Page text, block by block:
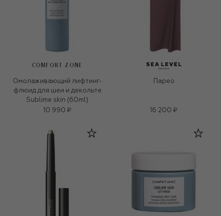
COMFORT ZONE
Омолаживающий лифтинг-
флюид для шеи и декольте
Sublime skin (60ml)
10 990 ₽
Парео
16 200 ₽